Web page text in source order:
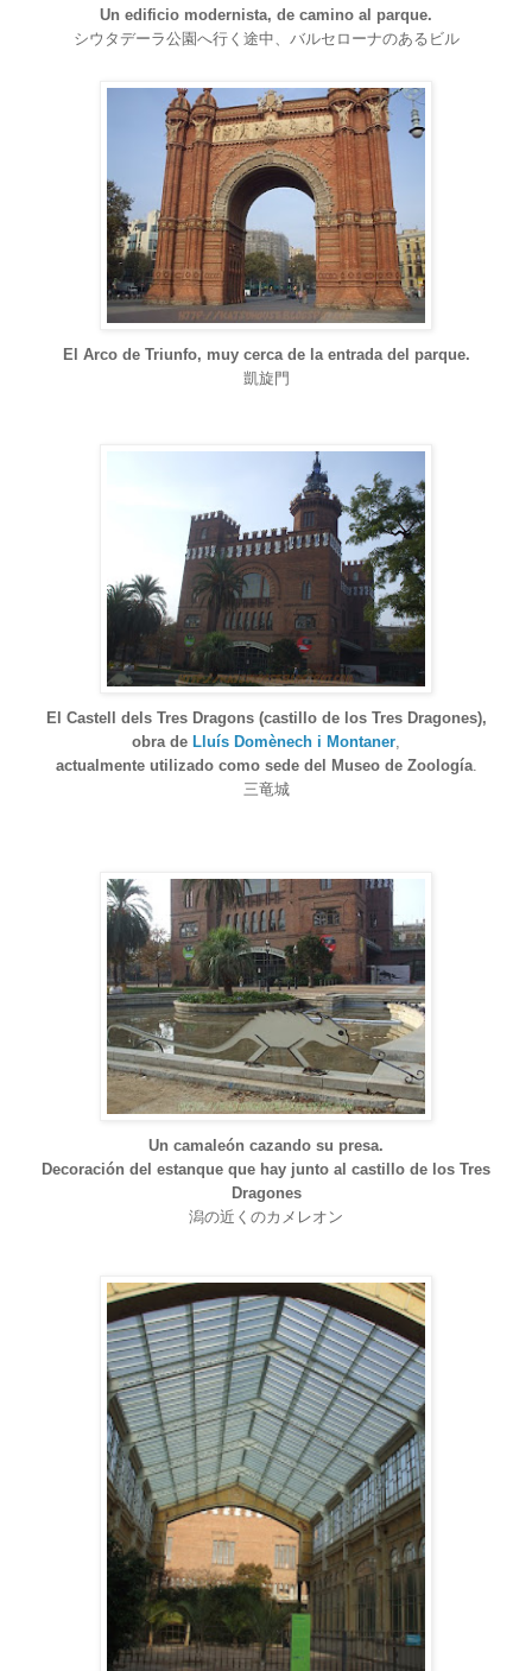
Un edificio modernista, de camino al parque.
シウタデーラ公園へ行く途中、バルセローナのあるビル
El Arco de Triunfo, muy cerca de la entrada del parque.
凱旋門
El Castell dels Tres Dragons (castillo de los Tres Dragones),
obra de Lluís Domènech i Montaner,
actualmente utilizado como sede del Museo de Zoología.
三竜城
Un camaleón cazando su presa.
Decoración del estanque que hay junto al castillo de los Tres
Dragones
潟の近くのカメレオン